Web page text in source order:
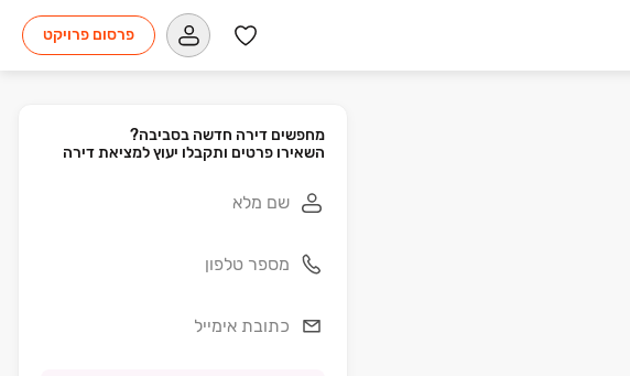
פרסום פרויקט
השאירו פרטים ותקבלו יעוץ למציאת דירה